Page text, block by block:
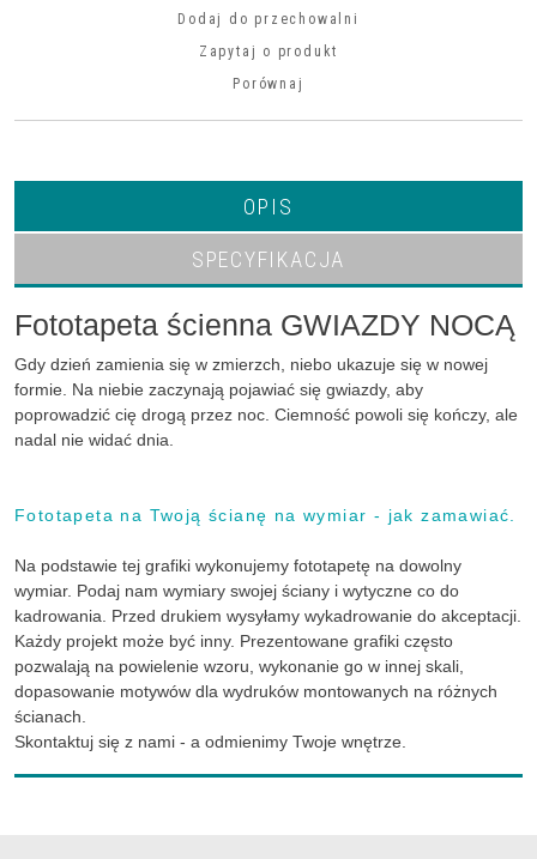
Dodaj do przechowalni
Zapytaj o produkt
Porównaj
OPIS
SPECYFIKACJA
Fototapeta ścienna GWIAZDY NOCĄ
Gdy dzień zamienia się w zmierzch, niebo ukazuje się w nowej
formie. Na niebie zaczynają pojawiać się gwiazdy, aby
poprowadzić cię drogą przez noc. Ciemność powoli się kończy, ale
nadal nie widać dnia.
Fototapeta na Twoją ścianę na wymiar - jak zamawiać.
Na podstawie tej grafiki wykonujemy fototapetę na dowolny
wymiar. Podaj nam wymiary swojej ściany i wytyczne co do
kadrowania. Przed drukiem wysyłamy wykadrowanie do akceptacji.
Każdy projekt może być inny. Prezentowane grafiki często
pozwalają na powielenie wzoru, wykonanie go w innej skali,
dopasowanie motywów dla wydruków montowanych na różnych
ścianach.
Skontaktuj się z nami - a odmienimy Twoje wnętrze.